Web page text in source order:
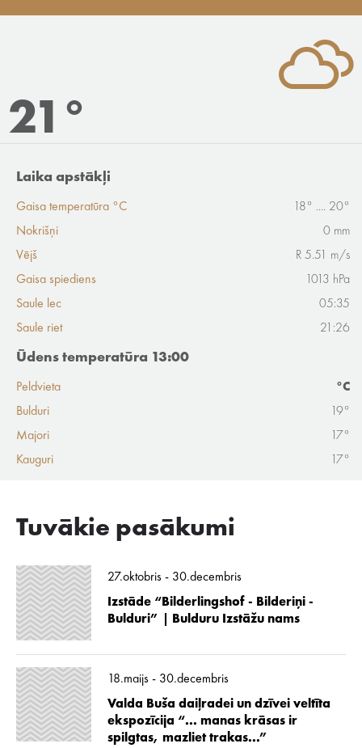
21°
Laika apstākļi
Gaisa temperatūra °C
18° .... 20°
Nokrišņi
0 mm
Vējš
R 5.51 m/s
Gaisa spiediens
1013 hPa
Saule lec
05:35
Saule riet
21:26
Ūdens temperatūra 13:00
Peldvieta
°C
Bulduri
19°
Majori
17°
Kauguri
17°
Tuvākie pasākumi
27.oktobris - 30.decembris
Izstāde “Bilderlingshof - Bilderiņi -
Bulduri” | Bulduru Izstāžu nams
18.maijs - 30.decembris
Valda Buša daiļradei un dzīvei veltīta
ekspozīcija “... manas krāsas ir
spilgtas, mazliet trakas...”